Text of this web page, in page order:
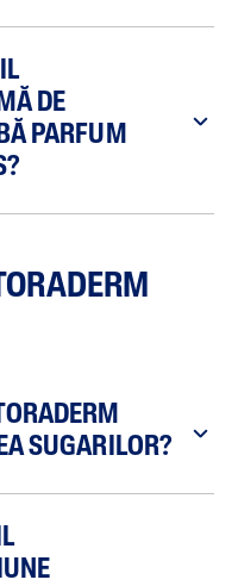
DE
PARFUM
SUGARILOR?